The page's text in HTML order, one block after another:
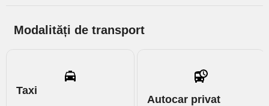
Modalități de transport
Taxi
Autocar privat